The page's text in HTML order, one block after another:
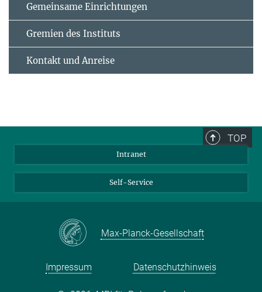
Gemeinsame Einrichtungen
Gremien des Instituts
Kontakt und Anreise
TOP
Intranet
Self-Service
Max-Planck-Gesellschaft
Impressum Datenschutzhinweis